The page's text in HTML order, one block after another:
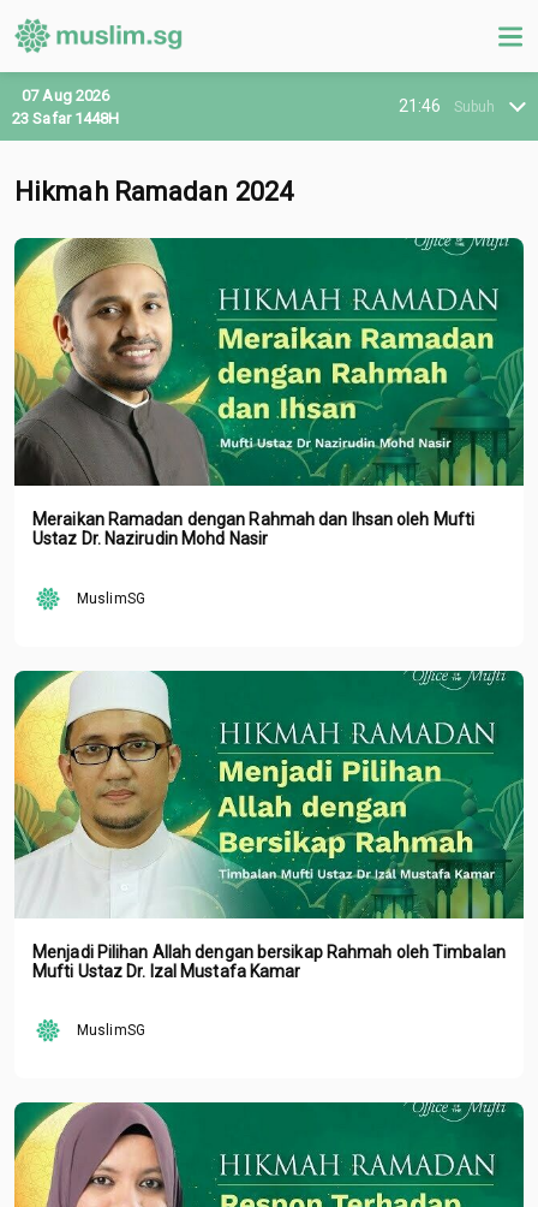
21:46 Subuh
07 Aug 2026
23 Safar 1448H
Hikmah Ramadan 2024
Meraikan Ramadan dengan Rahmah dan Ihsan oleh Mufti
Ustaz Dr. Nazirudin Mohd Nasir
MuslimSG
Menjadi Pilihan Allah dengan bersikap Rahmah oleh Timbalan
Mufti Ustaz Dr. Izal Mustafa Kamar
MuslimSG